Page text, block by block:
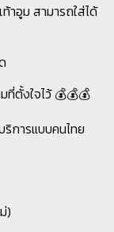
าอูม สามารถใส่ได้
ที่ตั้งใจไว้ 💰💰💰
การแบบคนไทย
)